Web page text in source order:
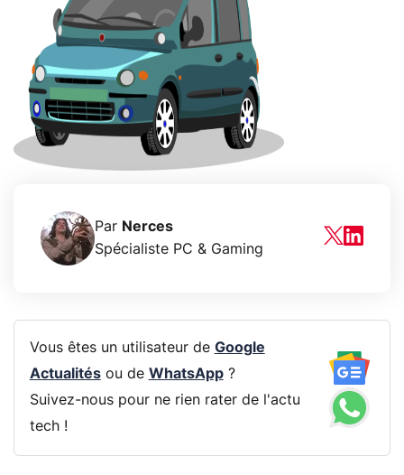
Par Nerces
Spécialiste PC & Gaming
Vous êtes un utilisateur de Google
Actualitésou de WhatsApp?
Suivez-nous pour ne rien rater de l'actu
tech !